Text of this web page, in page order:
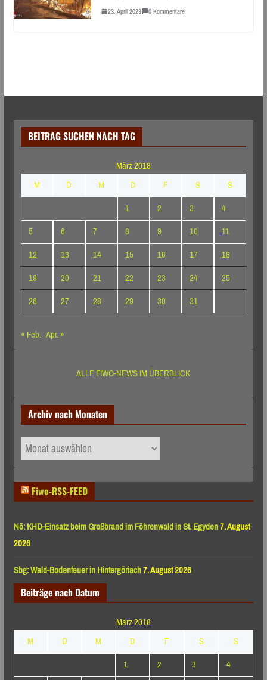
23. April 2023 0 Kommentare
BEITRAG SUCHEN NACH TAG
März 2018
M
D M D F S
S
1
2 3
4
5
6 7 8 9 10
11
12
13 14 15 16 17
18
19
20 21 22 23 24
25
26
27 28 29 30
31
« Feb. Apr. »
ALLE FIWO-NEWS IM ÜBERBLICK
Archiv nach Monaten
Archiv
nach
Fiwo-RSS-FEED
Nö: KHD-Einsatz beim Großbrand im Föhrenwald in St. Egyden7. August
2026
Sbg: Wald-Bodenfeuer in Hintergöriach7. August 2026
Beiträge nach Datum
März 2018
M
D M D F S
S
1
2 3
4